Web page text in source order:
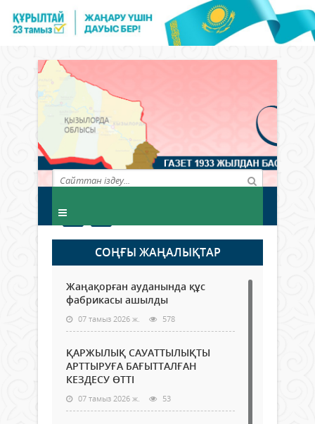
СОҢҒЫ ЖАҢАЛЫҚТАР
Жаңақорған ауданында құс
фабрикасы ашылды
07 тамыз 2026 ж. 578
ҚАРЖЫЛЫҚ САУАТТЫЛЫҚТЫ
АРТТЫРУҒА БАҒЫТТАЛҒАН
КЕЗДЕСУ ӨТТІ
07 тамыз 2026 ж. 53